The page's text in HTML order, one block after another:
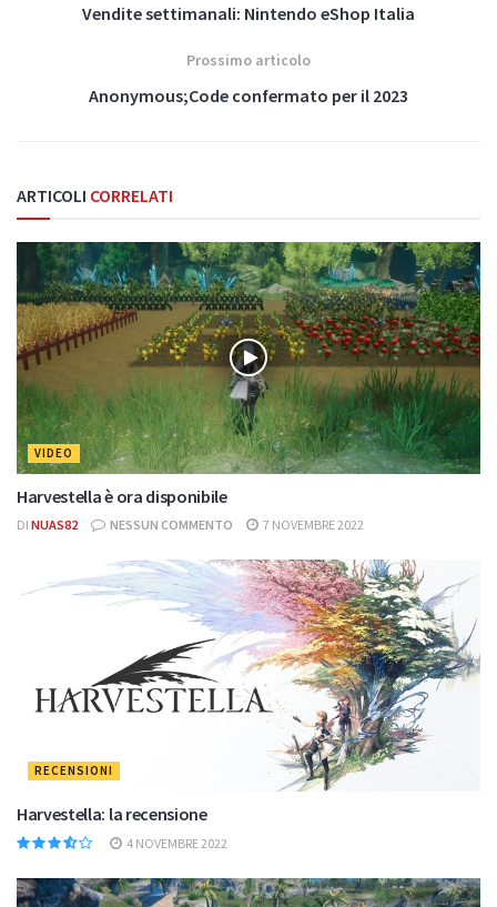
Vendite settimanali: Nintendo eShop Italia
Prossimo articolo
Anonymous;Code confermato per il 2023
ARTICOLI CORRELATI
VIDEO
Harvestella è ora disponibile
DI NUAS82 NESSUN COMMENTO 7 NOVEMBRE 2022
RECENSIONI
Harvestella: la recensione
4 NOVEMBRE 2022